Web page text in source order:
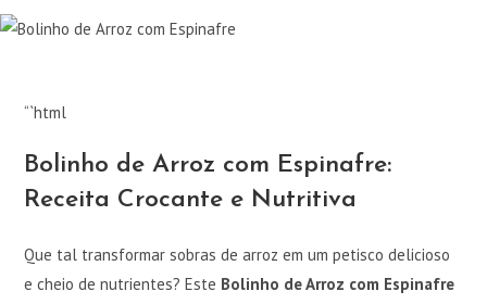
“`html
Bolinho de Arroz com Espinafre:
Receita Crocante e Nutritiva
Que tal transformar sobras de arroz em um petisco delicioso
e cheio de nutrientes? Este Bolinho de Arroz com Espinafre